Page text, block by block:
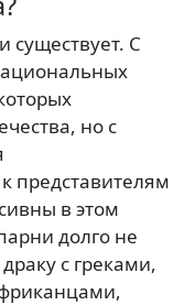
существует. С
но с
представителям
в этом
долго не
с греками,